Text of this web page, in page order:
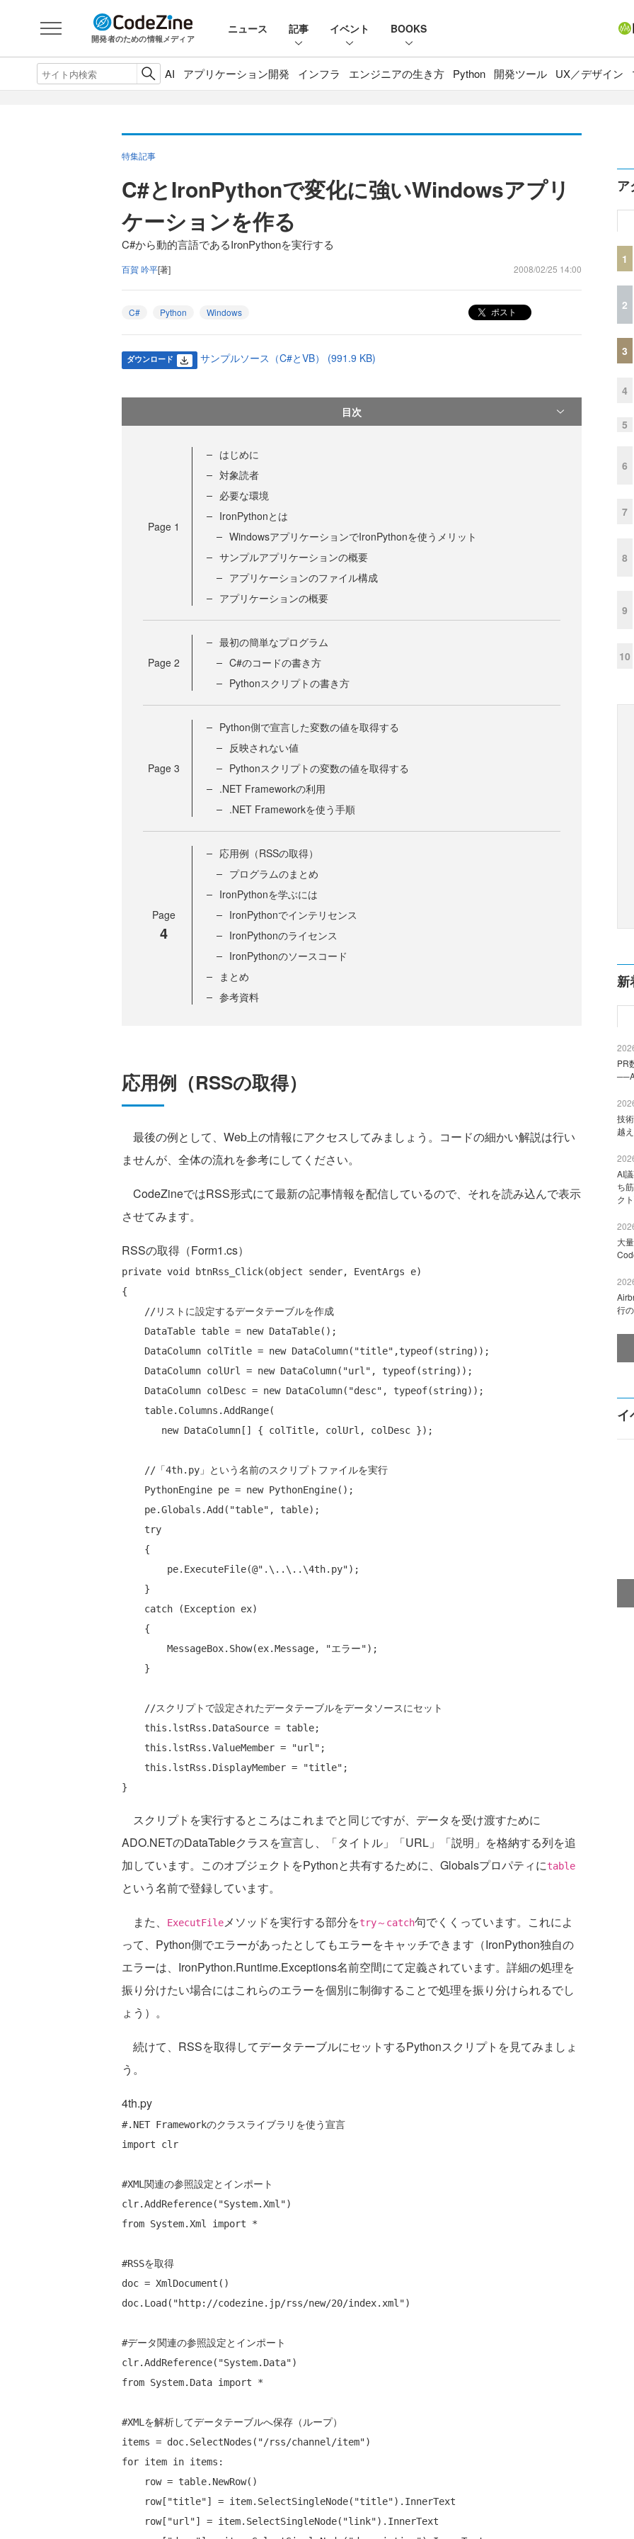
開発者のための情報メディア
ニュース 記事 イベント BOOKS
AI アプリケーション開発 インフラ エンジニアの生き方 Python 開発ツール UX／デザイン
特集記事
C#とIronPythonで変化に強いWindowsアプリ
ケーションを作る
C#から動的言語であるIronPythonを実行する
百賀 吟平[著] 2008/02/25 14:00
C# Python Windows ポスト
ダウンロード サンプルソース（C#とVB） (991.9 KB)
目次
Page 1
はじめに
対象読者
必要な環境
IronPythonとは
WindowsアプリケーションでIronPythonを使うメリット
サンプルアプリケーションの概要
アプリケーションのファイル構成
アプリケーションの概要
Page 2
最初の簡単なプログラム
C#のコードの書き方
Pythonスクリプトの書き方
Page 3
Python側で宣言した変数の値を取得する
反映されない値
Pythonスクリプトの変数の値を取得する
.NET Frameworkの利用
.NET Frameworkを使う手順
Page
4
応用例（RSSの取得）
プログラムのまとめ
IronPythonを学ぶには
IronPythonでインテリセンス
IronPythonのライセンス
IronPythonのソースコード
まとめ
参考資料
応用例（RSSの取得）
最後の例として、Web上の情報にアクセスしてみましょう。コードの細かい解説は行い
ませんが、全体の流れを参考にしてください。
CodeZineではRSS形式にて最新の記事情報を配信しているので、それを読み込んで表示
させてみます。
RSSの取得（Form1.cs）
private void btnRss_Click(object sender, EventArgs e)
{
//リストに設定するデータテーブルを作成
    DataTable table =
new DataTable();
    DataColumn colTitle =
new DataColumn( "title" ,typeof(string));
    DataColumn colUrl =
new DataColumn( "url" , typeof(string));
    DataColumn colDesc =
new DataColumn( "desc" , typeof(string));
new DataColumn[] { colTitle, colUrl, colDesc });
//「4th.py」という名前のスクリプトファイルを実行
    PythonEngine pe =
new PythonEngine();
    pe.Globals.Add(
"table" , table);
try
        pe.ExecuteFile(
@".\..\..\4th.py");
catch (Exception ex)
        MessageBox.Show(ex.Message,
"エラー");
//スクリプトで設定されたデータテーブルをデータソースにセット
this .lstRss.DataSource = table;
this .lstRss.ValueMember = "url" ;
this .lstRss.DisplayMember = "title" ;
スクリプトを実行するところはこれまでと同じですが、データを受け渡すために
ADO.NETのDataTableクラスを宣言し、「タイトル」「URL」「説明」を格納する列を追
加しています。このオブジェクトをPythonと共有するために、Globalsプロパティにtable
という名前で登録しています。
また、 ExecutFileメソッドを実行する部分をtry～catch句でくくっています。これによ
って、Python側でエラーがあったとしてもエラーをキャッチできます（IronPython独自の
エラーは、IronPython.Runtime.Exceptions名前空間にて定義されています。詳細の処理を
振り分けたい場合にはこれらのエラーを個別に制御することで処理を振り分けられるでし
ょう）。
続けて、RSSを取得してデータテーブルにセットするPythonスクリプトを見てみましょ
う。
4th.py
#.NET Frameworkのクラスライブラリを使う宣言
import clr
#XML関連の参照設定とインポート
clr.AddReference( "System.Xml")
from System.Xml import *
#RSSを取得
doc = XmlDocument()
doc.Load( "http://codezine.jp/rss/new/20/index.xml")
#データ関連の参照設定とインポート
clr.AddReference( "System.Data")
from System.Data import *
#XMLを解析してデータテーブルへ保存（ループ）
items = doc.SelectNodes( "/rss/channel/item"
for item in items:
    row[
"title"] = item.SelectSingleNode( "title").InnerText
    row[
"url"] = item.SelectSingleNode( "link").InnerText
ア
1
2
3
4
5
6
7
8
9
10
新
PR
技
越
AI
ち
ク
大
行
イ